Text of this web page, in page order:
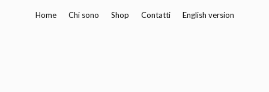
Home Chi sono Shop Contatti English version